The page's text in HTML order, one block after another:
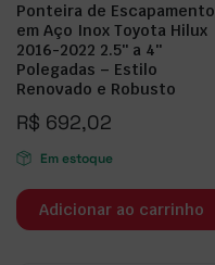
Ponteira de Escapamento
em Aço Inox Toyota Hilux
2016-2022 2.5″ a 4″
Polegadas – Estilo
Renovado e Robusto
R$ 692,02
Em estoque
Adicionar ao carrinho